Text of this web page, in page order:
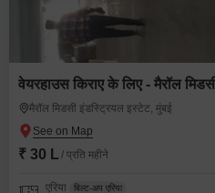
वेयरहाउस किराए के लिए - मैरॉल
मैरॉल मिडसी इंडस्ट्रियल इस्टेट, मुंबई
₹ 30 L / प्रति महीने
एरिया बिल्ट-अप एरिया